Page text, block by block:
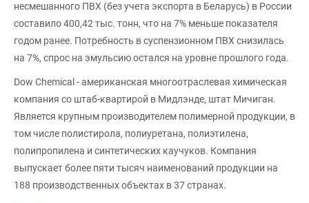
несмешанного ПВХ (без учета экспорта в Беларусь) в России
составило 400,42 тыс. тонн, что на 7% меньше показателя
годом ранее. Потребность в суспензионном ПВХ снизилась
на 7%, спрос на эмульсию остался на уровне прошлого года.
Dow Chemical - американская многоотраслевая химическая
компания со штаб-квартирой в Мидлэнде, штат Мичиган.
Является крупным производителем полимерной продукции, в
том числе полистирола, полиуретана, полиэтилена,
полипропилена и синтетических каучуков. Компания
выпускает более пяти тысяч наименований продукции на
188 производственных объектах в 37 странах.